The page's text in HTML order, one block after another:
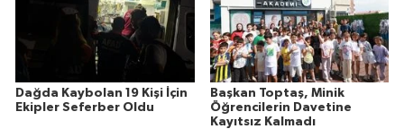
Dağda Kaybolan 19 Kişi İçin
Ekipler Seferber Oldu
Başkan Toptaş, Minik
Öğrencilerin Davetine
Kayıtsız Kalmadı